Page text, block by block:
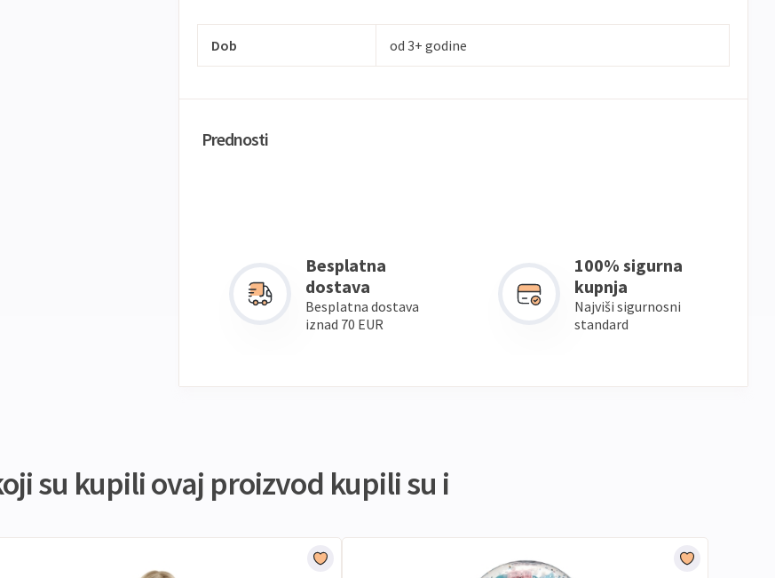
Dob od 3+ godine
Prednosti
Besplatna
dostava
Besplatna dostava
iznad 70 EUR
100% sigurna
kupnja
Najviši sigurnosni
standard
su kupili ovaj proizvod kupili su i